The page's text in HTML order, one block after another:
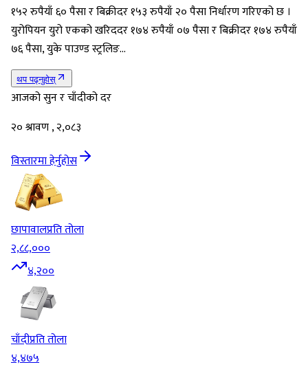
१५२ रुपैयाँ ६० पैसा र बिक्रीदर १५३ रुपैयाँ २० पैसा निर्धारण गरिएको छ ।
युरोपियन युरो एकको खरिददर १७४ रुपैयाँ ०७ पैसा र बिक्रीदर १७४ रुपैयाँ
७६ पैसा, युके पाउण्ड स्ट्रलिङ…
थप पढ्नुहोस्
आजको सुन र चाँदीको दर
२० श्रावण , २,०८३
विस्तारमा हेर्नुहोस
छापावालप्रति तोला
२,८८,०००
४,२००
चाँदीप्रति तोला
४,४७५